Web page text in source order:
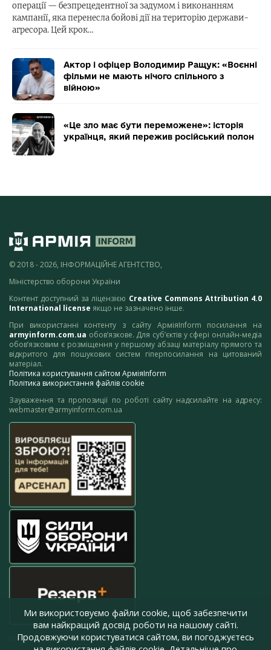
операції — безпрецедентної за задумом і виконанням
кампанії, яка перенесла бойові дії на територію держави-
агресора. Цей крок…
Актор і офіцер Володимир Ращук: «Воєнні
фільми не мають нічого спільного з
війною»
«Це зло має бути переможене»: історія
українця, який пережив російський полон
© 2018 - 2026, ІНФОРМАЦІЙНЕ АГЕНТСТВО,
Міністерство оборони України
Контент доступний за ліцензією Creative Commons Attribution 4.0
International license якщо не зазначено інше.
При використанні контенту з сайту АрміяInform посилання на
armyinform.com.ua обов’язкове. Для суб’єктів у сфері онлайн-медіа
обов’язковим є розміщення у першому абзаці матеріалу прямого та
відкритого для пошукових систем гіперпосилання на цитований
матеріал.
Політика користування сайтом АрміяInform
Політика використання файлів cookie
Зауваження та пропозиції по роботі сайту надсилайте на адресу:
webmaster@armyinform.com.ua
press@armyinform.com.ua
Ми використовуємо файли cookie, щоб забезпечити
вам найкращий досвід роботи на нашому сайті.
Продовжуючи користуватися сайтом, ви погоджуєтесь